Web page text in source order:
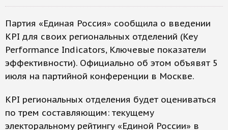
Партия «Единая Россия» сообщила о введении
KPI для своих региональных отделений (Key
Performance Indicators, Ключевые показатели
эффективности). Официально об этом объявят 5
июля на партийной конференции в Москве.
KPI региональных отделения будет оцениваться
по трем составляющим: текущему
электоральному рейтингу «Единой России» в